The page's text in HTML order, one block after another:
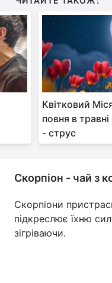
Квітковий
повня в
- струс
Скорпіон - чай з
Скорпіони
підкреслює їхню
зігріваючи.